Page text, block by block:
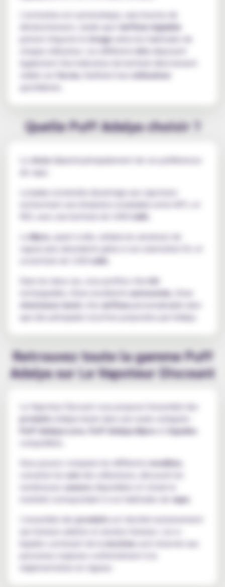
L'activation est automatique, sans bouton de
airflow réglable
tirage
chaque utilisateur. Les différents
kits
également d'un indicateur de batterie directement
écran
utilisation
Quelle Puff Adalya choisir ?
choixdépend principalement de vos préférences
Levo conviendra davantage aux vapoteurs
recherchant une inhalation modulable entre MTL et
mAh
LaMyvo , quant à elle, séduira les amateurs de
vapeur plus abondante grâce à son orientation DL et
mAh
Dans les deux cas, vous profitez d'unkit
rechargeable, d'une excellente
autonomie, d'une
résistance mesh
airflow personnalisable ainsi
que des principales recettes proposées par Adalya.
Retrouvez toute la gamme Puff
Adalya sur Le Vapoteur Discount
Le Vapoteur Discount vous propose l'ensemble des
produits
Adalya réunis dans une seule catégorie :
Puff Adalya Levo
Puff Adalya Myvo
liquides
compatibles.
Vous pouvez comparer les différents modèles
avis
saveurs
vape
L'ensemble desproduits
est destiné exclusivement
liquides contenant de la
nicotine
sont réservés aux
personnes majeures conformément à la
réglementation en vigueur.